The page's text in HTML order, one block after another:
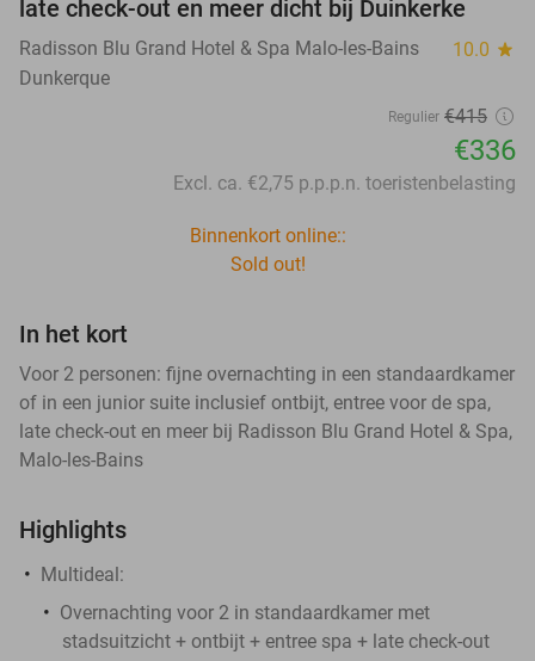
late check-out en meer dicht bij Duinkerke
Radisson Blu Grand Hotel & Spa Malo-les-Bains 10.0 star
Dunkerque
Regulier €415
€336
Excl. ca. €2,75 p.p.p.n. toeristenbelasting
Binnenkort online::
Sold out!
In het kort
Voor 2 personen: fijne overnachting in een standaardkamer
of in een junior suite inclusief ontbijt, entree voor de spa,
late check-out en meer bij Radisson Blu Grand Hotel & Spa,
Malo-les-Bains
Highlights
Multideal:
Overnachting voor 2 in standaardkamer met
stadsuitzicht + ontbijt + entree spa + late check-out